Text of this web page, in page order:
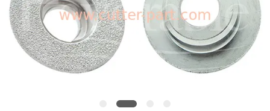
PRIVACY
POLICY